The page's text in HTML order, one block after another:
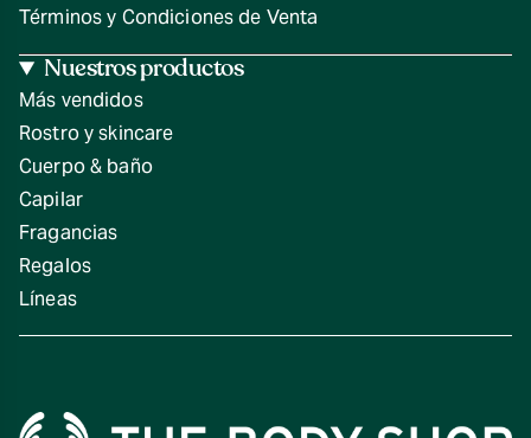
Términos y Condiciones de Venta
Nuestros productos
Más vendidos
Rostro y skincare
Cuerpo & baño
Capilar
Fragancias
Regalos
Líneas